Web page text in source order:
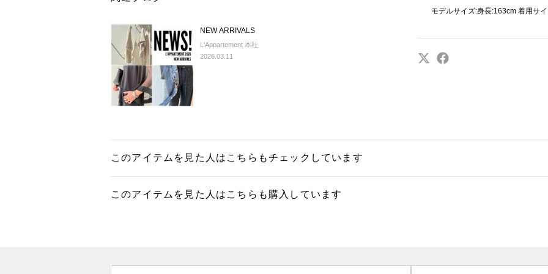
NEW ARRIVALS
L'Appartement 本社
2026.03.11
モデルサイズ:身長:163cm 着用サ
このアイテムを見た人はこちらもチェックしています
このアイテムを見た人はこちらも購入しています